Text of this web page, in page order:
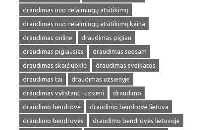
draudimas nuo nelaimingų atsitikimų
draudimas nuo nelaimingų atsitikimų kaina
draudimas online
draudimas pigiau
draudimas pigiausias
draudimas seesam
draudimas skaičiuoklė
draudimas sveikatos
draudimas tai
draudimas uzsienyje
draudimas vykstant i uzsieni
draudimo
draudimo bendrovė
draudimo bendrove lietuva
draudimo bendrovės
draudimo bendrovės lietuvoje